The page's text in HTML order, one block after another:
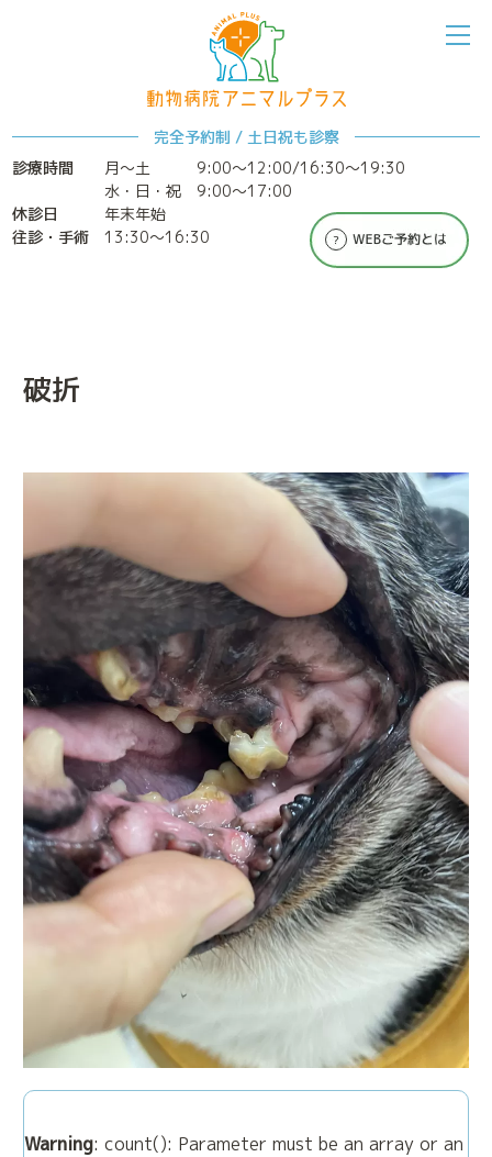
完全予約制 / 土日祝も診察
診療時間
月～土
9:00〜12:00/16:30〜19:30
水・日・祝 9:00〜17:00
休診日
年末年始
往診・手術
13:30〜16:30
ホーム アニマルプラスについて
特別なメディカルケア
施設案内 診療実績
破折
Warning: count(): Parameter must be an array or an